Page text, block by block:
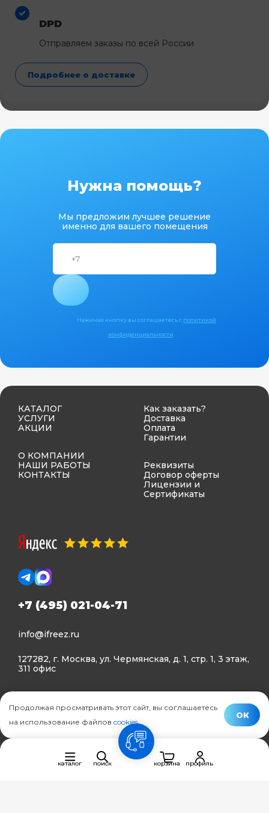
DPD
Отправляем заказы по всей России
Подробнее о доставке
Нужна помощь?
Мы предложим лучшее решение
именно для вашего помещения
Нажимая кнопку вы соглашаетесь с политикой
конфиденциальности
КАТАЛОГ
УСЛУГИ
АКЦИИ
О КОМПАНИИ
НАШИ РАБОТЫ
КОНТАКТЫ
Как заказать?
Доставка
Оплата
Гарантии
Реквизиты
Договор оферты
Лицензии и
Сертификаты
+7 (495) 021-04-71
info@ifreez.ru
127282, г. Москва, ул. Чермянская, д. 1, стр. 1, 3 этаж,
311 офис
Политика конфиденциальности
© Ifreez - продажа и установка климатической техники,
каталог поиск
связь
корзина
профиль
Продолжая просматривать этот сайт, вы соглашаетесь
на использование файлов cookies.
ОК